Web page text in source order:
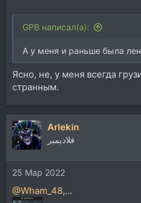
GPB написал(а):
А у меня и раньше была
Ясно, не, у меня всегда
странным.
Arlekin
فلاديمير
25 Мар 2022
@Wham_48,...